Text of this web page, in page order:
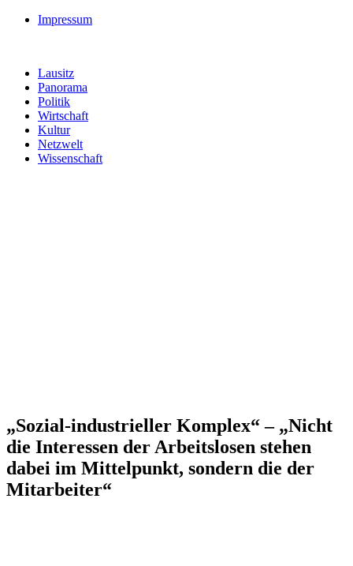
Impressum
Lausitz
Panorama
Politik
Wirtschaft
Kultur
Netzwelt
Wissenschaft
„Sozial-industrieller Komplex“ – „Nicht
die Interessen der Arbeitslosen stehen
dabei im Mittelpunkt, sondern die der
Mitarbeiter“